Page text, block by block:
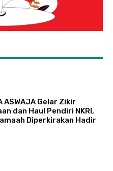
ASWAJA Gelar Zikir
dan Haul Pendiri NKRI,
Diperkirakan Hadir